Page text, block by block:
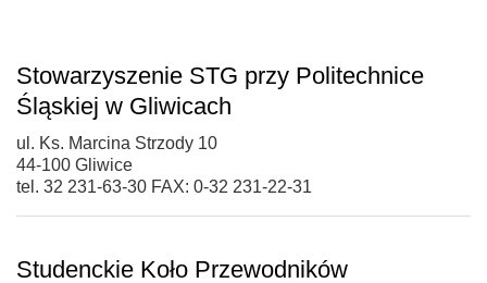
Stowarzyszenie STG przy Politechnice
Śląskiej w Gliwicach
ul. Ks. Marcina Strzody 10
44-100 Gliwice
tel. 32 231-63-30 FAX: 0-32 231-22-31
Studenckie Koło Przewodników